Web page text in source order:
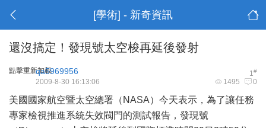
[學術] - 新奇資訊
還沒搞定！發現號太空梭再延後發射
點擊重新加載 1#
qa5969956
1495 0
2009-8-30 16:13:06
美國國家航空暨太空總署（NASA）今天表示，為了讓任務
專家檢視推進系統失效閥門的測試報告，發現號